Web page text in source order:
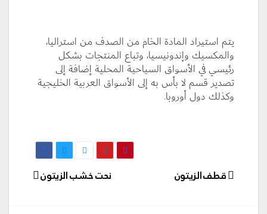
يتم استيراد المادة الخام من الصدف من استراليا،
والمكسيك وإندونيسيا، وتباع المنتجات بشكل
رئيسي في الأسواق السياحية المحلية إضافة إلى
تصدير قسم لا بأس به إلى الأسواق العربية الخليجية
وكذلك دول أوروبا.
تصفّح نحت خشب الزيتون قطف الزيتون